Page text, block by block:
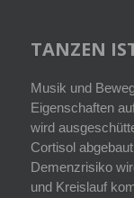
TANZEN
Musik und
Eigenschaften
wird
Cortisol
Demenzrisiko
und Kreislauf